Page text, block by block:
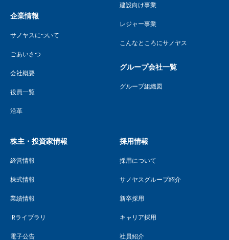
企業情報
サノヤスについて
ごあいさつ
会社概要
役員一覧
沿革
建設向け事業
レジャー事業
こんなところにサノヤス
グループ会社一覧
グループ組織図
株主・投資家情報
経営情報
株式情報
業績情報
IRライブラリ
電子公告
採用情報
採用について
サノヤスグループ紹介
新卒採用
キャリア採用
社員紹介